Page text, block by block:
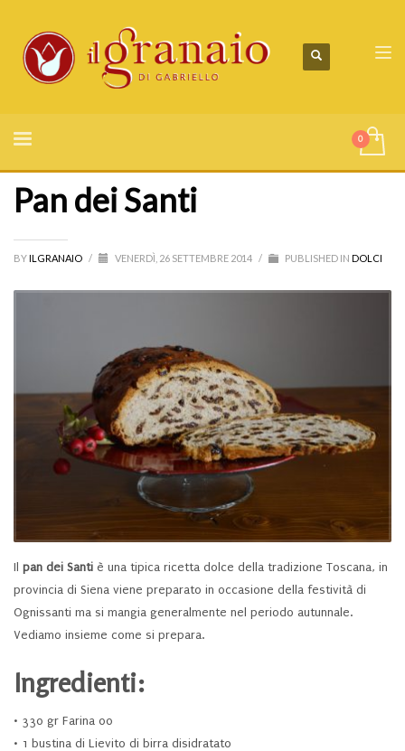
Pan dei Santi
BYILGRANAIO / VENERDÌ, 26 SETTEMBRE 2014 / PUBLISHED IN DOLCI
Il pan dei Santi è una tipica ricetta dolce della tradizione Toscana, in
provincia di Siena viene preparato in occasione della festività di
Ognissanti ma si mangia generalmente nel periodo autunnale.
Vediamo insieme come si prepara.
Ingredienti:
• 330 gr Farina 00
• 1 bustina di Lievito di birra disidratato